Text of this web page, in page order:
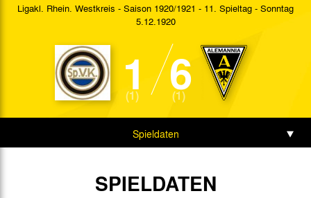
Ligakl. Rhein. Westkreis - Saison 1920/1921 - 11. Spieltag - Sonntag
5.12.1920
1
(1) 6
(1)
Spieldaten
SPIELDATEN